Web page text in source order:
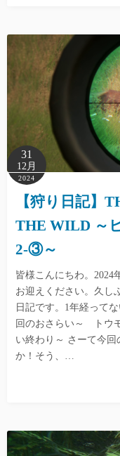
31
12月
2024
【狩り日記】
THE WILD ～
2-③～
皆様こんにちわ。2024
お迎えください。久し
日記です。1年経って
回のおさらい～ トウ
い終わり～ さーて今
か！そう、…